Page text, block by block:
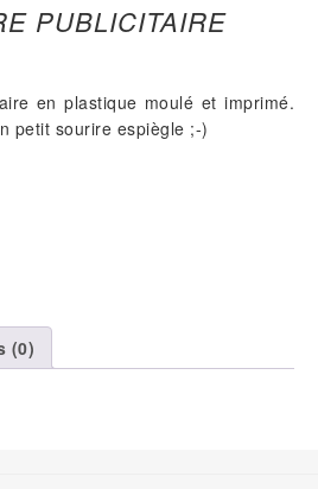
PUBLICITAIRE
en plastique moulé et imprimé.
petit sourire espiègle ;-)
(0)